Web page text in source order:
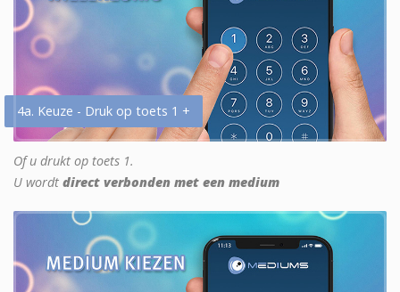
4a. Keuze - Druk op toets 1 +
Of u drukt op toets 1.
U wordt direct verbonden met een medium